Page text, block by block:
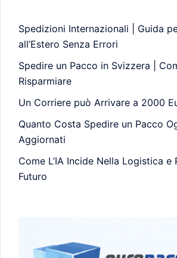
Spedizioni Internazionali | Guida
all’Estero Senza Errori
Spedire un Pacco in Svizzera |
Risparmiare
Un Corriere può Arrivare a 2000
Quanto Costa Spedire un Pacco
Aggiornati
Come L’IA Incide Nella Logistica e
Futuro